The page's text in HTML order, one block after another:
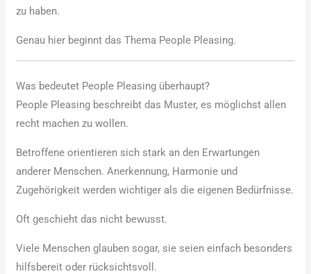
zu haben.
Genau hier beginnt das Thema People Pleasing.
Was bedeutet People Pleasing überhaupt?
People Pleasing beschreibt das Muster, es möglichst allen
recht machen zu wollen.
Betroffene orientieren sich stark an den Erwartungen
anderer Menschen. Anerkennung, Harmonie und
Zugehörigkeit werden wichtiger als die eigenen Bedürfnisse.
Oft geschieht das nicht bewusst.
Viele Menschen glauben sogar, sie seien einfach besonders
hilfsbereit oder rücksichtsvoll.